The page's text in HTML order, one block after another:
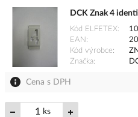
DCK Znak 4
Kód ELFETEX
EAN
Kód výrobce
Značka
Cena s DPH
ks